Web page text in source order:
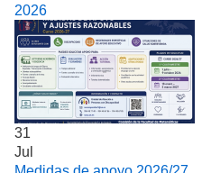
2026
31
Jul